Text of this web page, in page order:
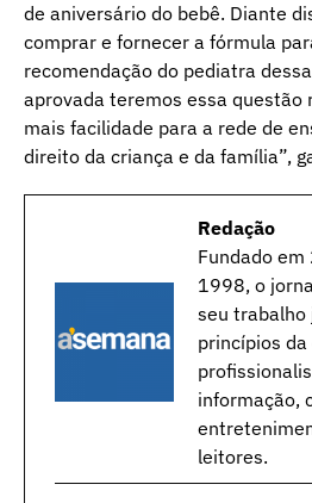
de aniversário do bebê. Diante
comprar e fornecer a fórmula
recomendação do pediatra
aprovada teremos essa questão
mais facilidade para a rede de
direito da criança e da família”,
Redação
Fundado
1998, o
seu trabalho
princípios
informação,
leitores.